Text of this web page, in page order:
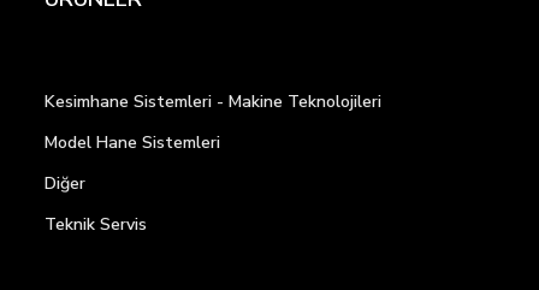
Kesimhane Sistemleri - Makine Teknolojileri
Model Hane Sistemleri
Diğer
Teknik Servis